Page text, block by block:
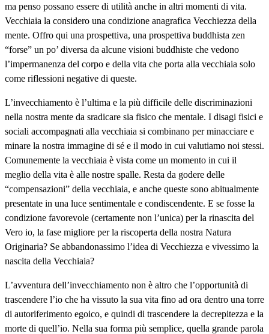
ma penso possano essere di utilità anche in altri momenti di vita.
Vecchiaia la considero una condizione anagrafica Vecchiezza della
mente. Offro qui una prospettiva, una prospettiva buddhista zen
“forse” un po’ diversa da alcune visioni buddhiste che vedono
l’impermanenza del corpo e della vita che porta alla vecchiaia solo
come riflessioni negative di queste.
L’invecchiamento è l’ultima e la più difficile delle discriminazioni
nella nostra mente da sradicare sia fisico che mentale. I disagi fisici e
sociali accompagnati alla vecchiaia si combinano per minacciare e
minare la nostra immagine di sé e il modo in cui valutiamo noi stessi.
Comunemente la vecchiaia è vista come un momento in cui il
meglio della vita è alle nostre spalle. Resta da godere delle
“compensazioni” della vecchiaia, e anche queste sono abitualmente
presentate in una luce sentimentale e condiscendente. E se fosse la
condizione favorevole (certamente non l’unica) per la rinascita del
Vero io, la fase migliore per la riscoperta della nostra Natura
Originaria? Se abbandonassimo l’idea di Vecchiezza e vivessimo la
nascita della Vecchiaia?
L’avventura dell’invecchiamento non è altro che l’opportunità di
trascendere l’io che ha vissuto la sua vita fino ad ora dentro una torre
di autoriferimento egoico, e quindi di trascendere la decrepitezza e la
morte di quell’io. Nella sua forma più semplice, quella grande parola